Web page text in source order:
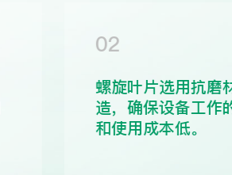
02
螺旋叶片选用抗磨
造，确保设备工作
和使用成本低。